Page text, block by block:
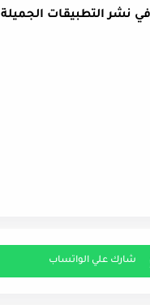
نشر التطبيقات الجميلة